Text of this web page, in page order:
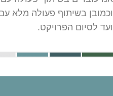
וכמובן בשיתוף פעולה מלא
ועד לסיום הפרויקט.